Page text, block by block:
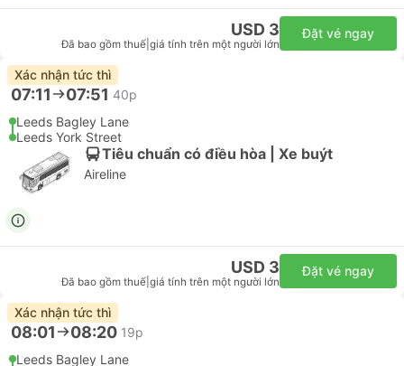
USD 3
Đã bao gồm thuế giá tính trên một người lớn
Đặt vé ngay
Xác nhận tức thì
07:11 07:51 40p
Leeds Bagley Lane
Leeds York Street
Tiêu chuẩn có điều hòa | Xe buýt
Aireline
USD 3
Đã bao gồm thuế giá tính trên một người lớn
Đặt vé ngay
Xác nhận tức thì
08:01 08:20 19p
Leeds Bagley Lane